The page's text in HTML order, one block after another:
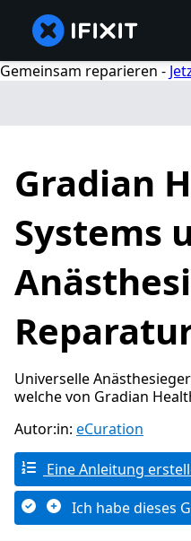
Gemeinsam reparieren -
Gradian
Systems
Universelle
welche von Gradian
Autor:in: eCuration
Eine Anleitung
Ich habe dieses